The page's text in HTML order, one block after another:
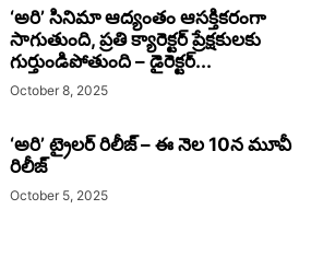
‘అరి’ సినిమా ఆద్యంతం ఆసక్తికరంగా
సాగుతుంది, ప్రతి క్యారెక్టర్ ప్రేక్షకులకు
గుర్తుండిపోతుంది – డైరెక్టర్...
October 8, 2025
‘అరి’ ట్రైలర్ రిలీజ్ – ఈ నెల 10న మూవీ
రిలీజ్
October 5, 2025